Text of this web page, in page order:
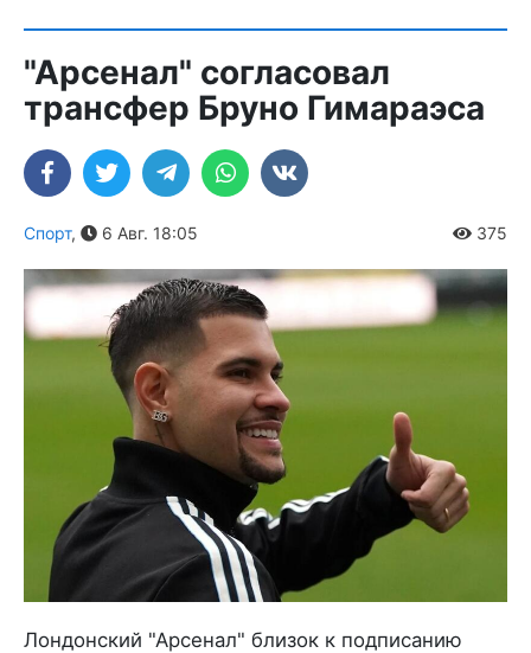
"Арсенал" согласовал
трансфер Бруно Гимараэса
Спорт, 6 Авг. 18:05 375
Лондонский "Арсенал" близок к подписанию